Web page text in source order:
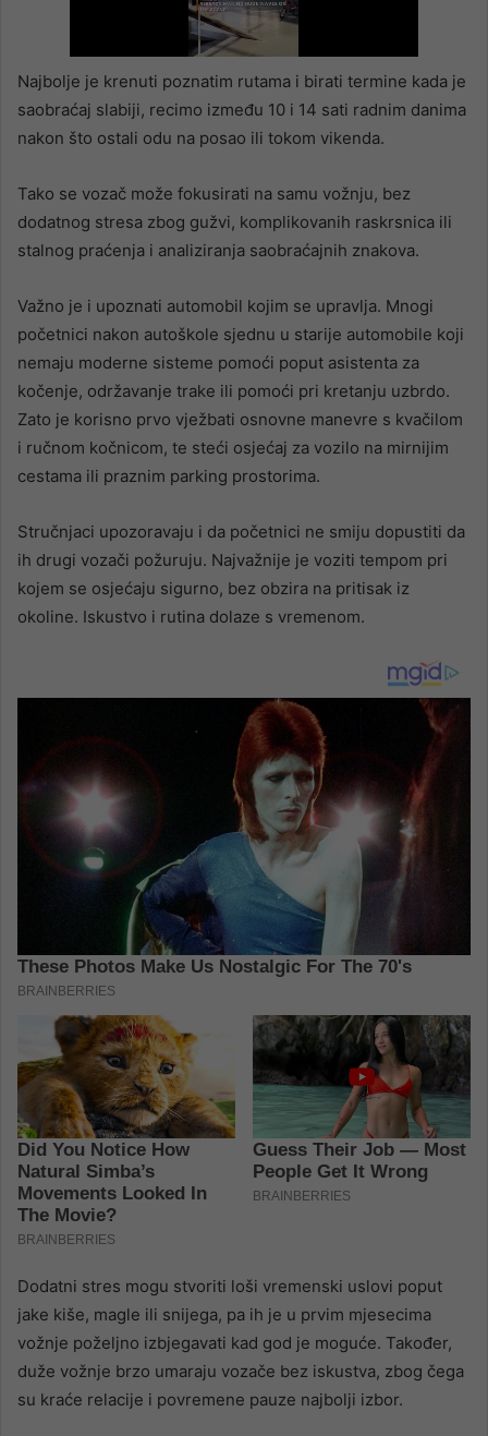
Najbolje je krenuti poznatim rutama i birati termine kada je
saobraćaj slabiji, recimo između 10 i 14 sati radnim danima
nakon što ostali odu na posao ili tokom vikenda.
Tako se vozač može fokusirati na samu vožnju, bez
dodatnog stresa zbog gužvi, komplikovanih raskrsnica ili
stalnog praćenja i analiziranja saobraćajnih znakova.
Važno je i upoznati automobil kojim se upravlja. Mnogi
početnici nakon autoškole sjednu u starije automobile koji
nemaju moderne sisteme pomoći poput asistenta za
kočenje, održavanje trake ili pomoći pri kretanju uzbrdo.
Zato je korisno prvo vježbati osnovne manevre s kvačilom
i ručnom kočnicom, te steći osjećaj za vozilo na mirnijim
cestama ili praznim parking prostorima.
Stručnjaci upozoravaju i da početnici ne smiju dopustiti da
ih drugi vozači požuruju. Najvažnije je voziti tempom pri
kojem se osjećaju sigurno, bez obzira na pritisak iz
okoline. Iskustvo i rutina dolaze s vremenom.
Dodatni stres mogu stvoriti loši vremenski uslovi poput
jake kiše, magle ili snijega, pa ih je u prvim mjesecima
vožnje poželjno izbjegavati kad god je moguće. Također,
duže vožnje brzo umaraju vozače bez iskustva, zbog čega
su kraće relacije i povremene pauze najbolji izbor.